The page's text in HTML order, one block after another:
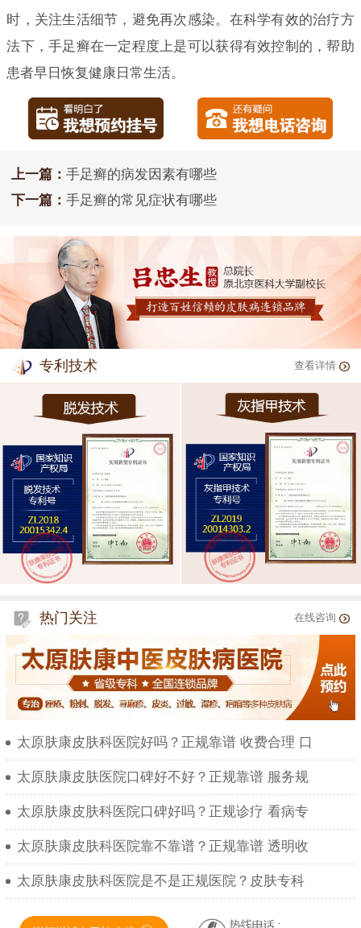
时，关注生活细节，避免再次感染。在科学有效的治疗方
法下，手足癣在一定程度上是可以获得有效控制的，帮助
患者早日恢复健康日常生活。
上一篇： 手足癣的病发因素有哪些
下一篇： 手足癣的常见症状有哪些
专利技术 查看详情
热门关注 在线咨询
太原肤康皮肤科医院好吗？正规靠谱 收费合理 口
太原肤康皮肤医院口碑好不好？正规靠谱 服务规
太原肤康皮肤科医院口碑好吗？正规诊疗 看病专
太原肤康皮肤科医院靠不靠谱？正规靠谱 透明收
太原肤康皮肤科医院是不是正规医院？皮肤专科